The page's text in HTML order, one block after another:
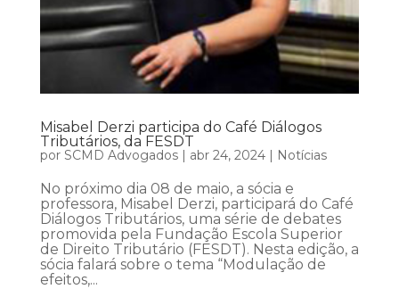
Misabel Derzi participa do Café Diálogos
Tributários, da FESDT
por SCMD Advogados| abr 24, 2024| Notícias
No próximo dia 08 de maio, a sócia e
professora, Misabel Derzi, participará do Café
Diálogos Tributários, uma série de debates
promovida pela Fundação Escola Superior
de Direito Tributário (FESDT). Nesta edição, a
sócia falará sobre o tema “Modulação de
efeitos,...